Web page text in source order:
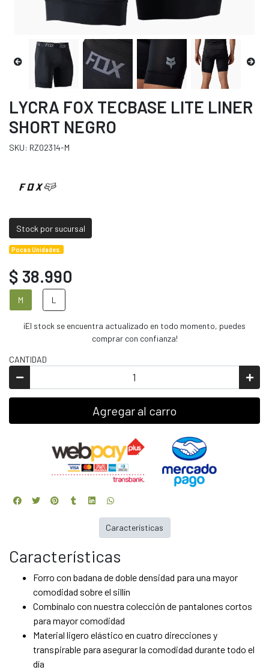
LYCRA FOX TECBASE LITE LINER
SHORT NEGRO
SKU: RZ02314-M
Stock por sucursal
Pocas Unidades.
$ 38.990
M L
¡El stock se encuentra actualizado en todo momento, puedes
comprar con confianza!
CANTIDAD
Agregar al carro
Características
Forro con badana de doble densidad para una mayor
comodidad sobre el sillín
Combínalo con nuestra colección de pantalones cortos
para mayor comodidad
Material ligero elástico en cuatro direcciones y
transpirable para asegurar la comodidad durante todo el
día
Características